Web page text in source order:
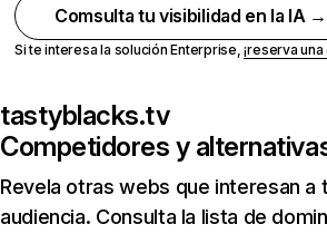
Comsulta tu visibilidad en la IA →
Si te interesa la solución Enterprise,¡reserva
tastyblacks.tv
Competidores y
Revela otras webs que interesan a
audiencia. Consulta la lista de